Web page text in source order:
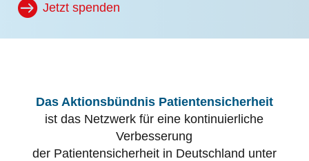
Jetzt spenden
Das Aktionsbündnis Patientensicherheit
ist das Netzwerk für eine kontinuierliche
Verbesserung
der Patientensicherheit in Deutschland unter